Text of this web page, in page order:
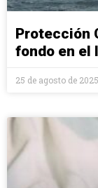
Protección
fondo en el
25 de agosto de 2025